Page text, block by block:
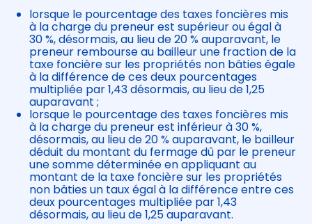
lorsque le pourcentage des taxes foncières mis
à la charge du preneur est supérieur ou égal à
30 %, désormais, au lieu de 20 % auparavant, le
preneur rembourse au bailleur une fraction de la
taxe foncière sur les propriétés non bâties égale
à la différence de ces deux pourcentages
multipliée par 1,43 désormais, au lieu de 1,25
auparavant ;
lorsque le pourcentage des taxes foncières mis
à la charge du preneur est inférieur à 30 %,
désormais, au lieu de 20 % auparavant, le bailleur
déduit du montant du fermage dû par le preneur
une somme déterminée en appliquant au
montant de la taxe foncière sur les propriétés
non bâties un taux égal à la différence entre ces
deux pourcentages multipliée par 1,43
désormais, au lieu de 1,25 auparavant.